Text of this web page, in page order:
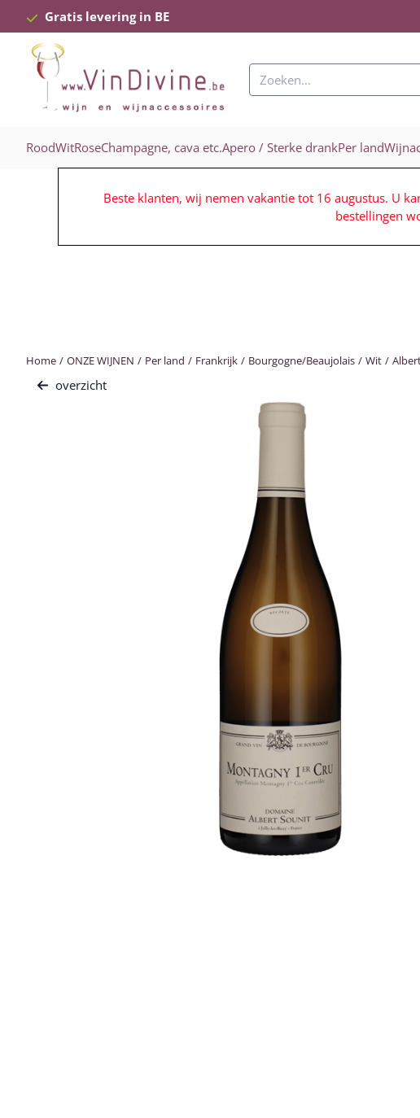
Cookievoorkeuren zijn beschikbaar. Kies instellingen of sta alle cookies toe.
Gratis levering in BE
Zoeken
RoodWitRoseChampagne, cava etc.Apero / Sterke drankPer land
Beste klanten, wij nemen vakantie tot 16 augustus. U
bestellingen
Home / ONZE WIJNEN / Per land / Frankrijk / Bourgogne/Beaujolais / Wit /
overzicht